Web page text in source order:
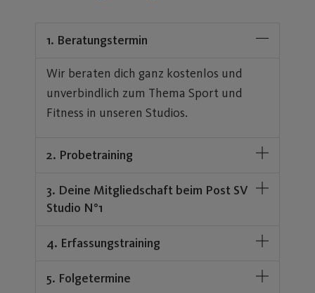
1. Beratungstermin
Wir beraten dich ganz kostenlos und
unverbindlich zum Thema Sport und
Fitness in unseren Studios.
2. Probetraining
3. Deine Mitgliedschaft beim Post SV
Studio N°1
4. Erfassungstraining
5. Folgetermine